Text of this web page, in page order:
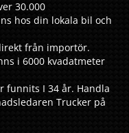
30.000
hos din lokala bil och
från importör.
i 6000 kvadatmeter
funnits I 34 år. Handla
Trucker på